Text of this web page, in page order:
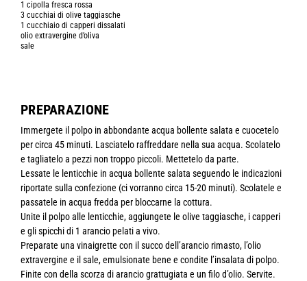
1 cipolla fresca rossa
3 cucchiai di olive taggiasche
1 cucchiaio di capperi dissalati
olio extravergine d’oliva
sale
PREPARAZIONE
Immergete il polpo in abbondante acqua bollente salata e cuocetelo
per circa 45 minuti. Lasciatelo raffreddare nella sua acqua. Scolatelo
e tagliatelo a pezzi non troppo piccoli. Mettetelo da parte.
Lessate le lenticchie in acqua bollente salata seguendo le indicazioni
riportate sulla confezione (ci vorranno circa 15-20 minuti). Scolatele e
passatele in acqua fredda per bloccarne la cottura.
Unite il polpo alle lenticchie, aggiungete le olive taggiasche, i capperi
e gli spicchi di 1 arancio pelati a vivo.
Preparate una vinaigrette con il succo dell’arancio rimasto, l’olio
extravergine e il sale, emulsionate bene e condite l’insalata di polpo.
Finite con della scorza di arancio grattugiata e un filo d’olio. Servite.